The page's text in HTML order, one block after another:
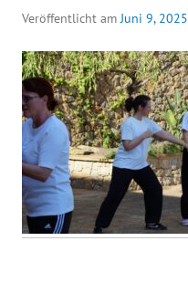
Veröffentlicht amJuni 9, 2025